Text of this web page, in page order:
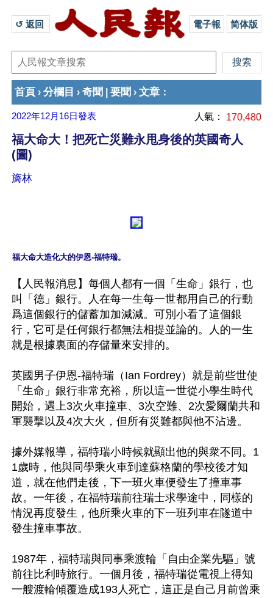
↺ 返回 電子報 简体版
首頁 › 分欄目 › 奇聞 要聞 › 文章 ：
2022年12月16日發表 人氣： 170,480
福大命大！把死亡災難永甩身後的英國奇人
(圖)
旖林
【人民報消息】每個人都有一個「生命」銀行，也
叫「德」銀行。人在每一生每一世都用自己的行動
爲這個銀行的儲蓄加加減減。可別小看了這個銀
行，它可是任何銀行都無法相提並論的。人的一生
就是根據裏面的存儲量來安排的。
英國男子伊恩-福特瑞（Ian Fordrey）就是前些世使
「生命」銀行非常充裕，所以這一世從小學生時代
開始，遇上3次火車撞車、3次空難、2次愛爾蘭共和
軍襲擊以及4次大火，但所有災難都與他不沾邊。
據外媒報導，福特瑞小時候就顯出他的與衆不同。1
1歲時，他與同學乘火車到達蘇格蘭的學校後才知
道，就在他們走後，下一班火車便發生了撞車事
故。一年後，在福特瑞前往瑞士求學途中，同樣的
情況再度發生，他所乘火車的下一班列車在隧道中
發生撞車事故。
1987年，福特瑞與同事乘渡輪「自由企業先驅」號
前往比利時旅行。一個月後，福特瑞從電視上得知
一艘渡輪傾覆造成193人死亡，這正是自己月前曾乘